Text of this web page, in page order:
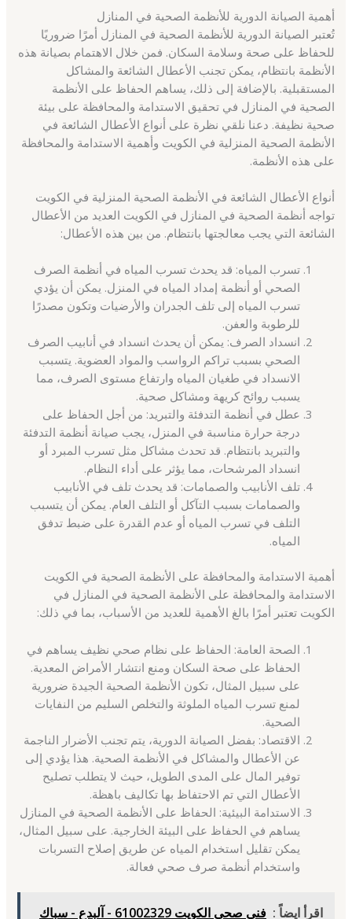
أهمية الصيانة الدورية للأنظمة الصحية في المنازل
تُعتبر الصيانة الدورية للأنظمة الصحية في المنازل أمرًا ضروريًا
للحفاظ على صحة وسلامة السكان. فمن خلال الاهتمام بصيانة هذه
الأنظمة بانتظام، يمكن تجنب الأعطال الشائعة والمشاكل
المستقبلية. بالإضافة إلى ذلك، يساهم الحفاظ على الأنظمة
الصحية في المنازل في تحقيق الاستدامة والمحافظة على بيئة
صحية نظيفة. دعنا نلقي نظرة على أنواع الأعطال الشائعة في
الأنظمة الصحية المنزلية في الكويت وأهمية الاستدامة والمحافظة
على هذه الأنظمة.
أنواع الأعطال الشائعة في الأنظمة الصحية المنزلية في الكويت
تواجه أنظمة الصحية في المنازل في الكويت العديد من الأعطال
الشائعة التي يجب معالجتها بانتظام. من بين هذه الأعطال:
تسرب المياه: قد يحدث تسرب المياه في أنظمة الصرف
الصحي أو أنظمة إمداد المياه في المنزل. يمكن أن يؤدي
تسرب المياه إلى تلف الجدران والأرضيات وتكون مصدرًا
للرطوبة والعفن.
انسداد الصرف: يمكن أن يحدث انسداد في أنابيب الصرف
الصحي بسبب تراكم الرواسب والمواد العضوية. يتسبب
الانسداد في طغيان المياه وارتفاع مستوى الصرف، مما
يسبب روائح كريهة ومشاكل صحية.
عطل في أنظمة التدفئة والتبريد: من أجل الحفاظ على
درجة حرارة مناسبة في المنزل، يجب صيانة أنظمة التدفئة
والتبريد بانتظام. قد تحدث مشاكل مثل تسرب المبرد أو
انسداد المرشحات، مما يؤثر على أداء النظام.
تلف الأنابيب والصمامات: قد يحدث تلف في الأنابيب
والصمامات بسبب التآكل أو التلف العام. يمكن أن يتسبب
التلف في تسرب المياه أو عدم القدرة على ضبط تدفق
المياه.
أهمية الاستدامة والمحافظة على الأنظمة الصحية في الكويت
الاستدامة والمحافظة على الأنظمة الصحية في المنازل في
الكويت تعتبر أمرًا بالغ الأهمية للعديد من الأسباب، بما في ذلك:
الصحة العامة: الحفاظ على نظام صحي نظيف يساهم في
الحفاظ على صحة السكان ومنع انتشار الأمراض المعدية.
على سبيل المثال، تكون الأنظمة الصحية الجيدة ضرورية
لمنع تسرب المياه الملوثة والتخلص السليم من النفايات
الصحية.
الاقتصاد: بفضل الصيانة الدورية، يتم تجنب الأضرار الناجمة
عن الأعطال والمشاكل في الأنظمة الصحية. هذا يؤدي إلى
توفير المال على المدى الطويل، حيث لا يتطلب تصليح
الأعطال التي تم الاحتفاظ بها تكاليف باهظة.
الاستدامة البيئية: الحفاظ على الأنظمة الصحية في المنازل
يساهم في الحفاظ على البيئة الخارجية. على سبيل المثال،
يمكن تقليل استخدام المياه عن طريق إصلاح التسربات
واستخدام أنظمة صرف صحي فعالة.
اقرأ ايضاً :
فني صحي الكويت 61002329 - آلبدع - سباك